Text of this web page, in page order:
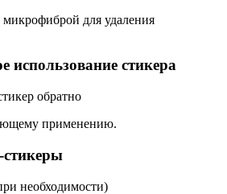
микрофиброй для удаления
обратно
применению.
необходимости)